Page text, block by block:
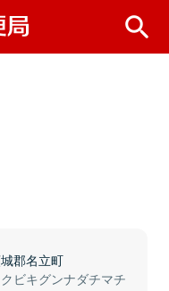
郡名立町
ビキグンナダチマチ